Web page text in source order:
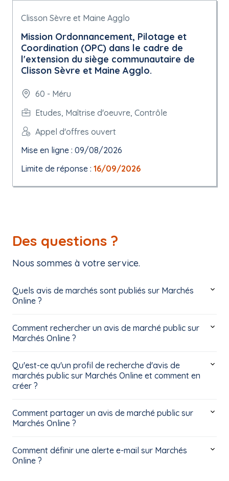
Clisson Sèvre et Maine Agglo
Mission Ordonnancement, Pilotage et
Coordination (OPC) dans le cadre de
l'extension du siège communautaire de
Clisson Sèvre et Maine Agglo.
60 - Méru
Etudes, Maîtrise d'oeuvre, Contrôle
Appel d'offres ouvert
Mise en ligne : 09/08/2026
Limite de réponse : 16/09/2026
Des questions ?
Nous sommes à votre service.
Quels avis de marchés sont publiés sur Marchés
Online ?
Comment rechercher un avis de marché public sur
Marchés Online ?
Qu'est-ce qu'un profil de recherche d'avis de
marchés public sur Marchés Online et comment en
créer ?
Comment partager un avis de marché public sur
Marchés Online ?
Comment définir une alerte e-mail sur Marchés
Online ?